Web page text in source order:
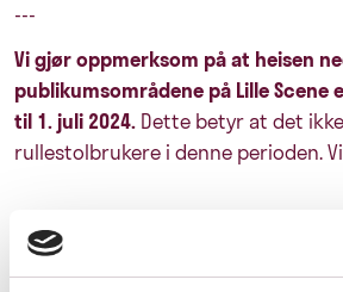
---
Vi gjør oppmerksom på at heisen
publikumsområdene på Lille Scene
til 1. juli 2024. Dette betyr at det
rullestolbrukere i denne perioden.
Om forestillingen